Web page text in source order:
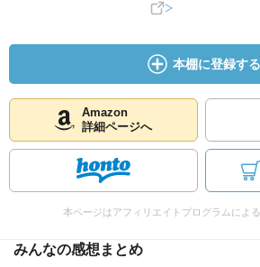
本棚に登録する
Amazon
詳細ページへ
本ページはアフィリエイトプログラムによ
みんなの感想まとめ